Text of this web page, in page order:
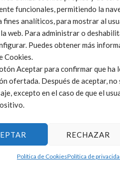
funcionales, permitiendo la
fines analíticos, para mostrar al
web. Para administrar o
Puedes obtener más
Cookies.
Aceptar para confirmar que ha
ofertada. Después de aceptar,
excepto en el caso de que el
RECHAZAR
Política de CookiesPolítica de
enable this